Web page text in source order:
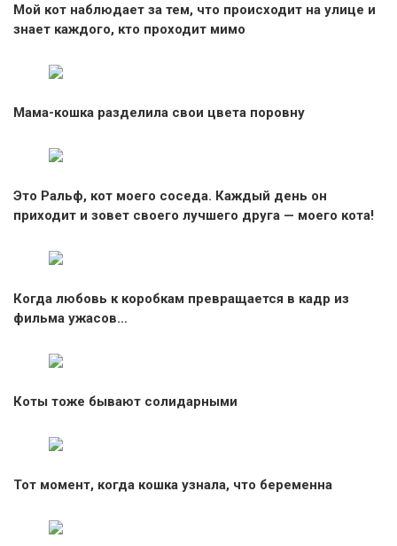
Мой кот наблюдает за тем, что происходит на улице и
знает каждого, кто проходит мимо
Мама-кошка разделила свои цвета поровну
Это Ральф, кот моего соседа. Каждый день он
приходит и зовет своего лучшего друга — моего кота!
Когда любовь к коробкам превращается в кадр из
фильма ужасов…
Коты тоже бывают солидарными
Тот момент, когда кошка узнала, что беременна